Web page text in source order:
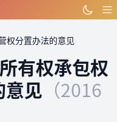
权分置办法的意见
有权承包权
见 （2016